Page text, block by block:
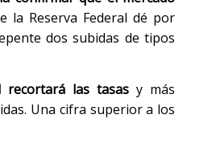
la Reserva Federal dé por
dos subidas de tipos
recortará las tasas y más
Una cifra superior a los